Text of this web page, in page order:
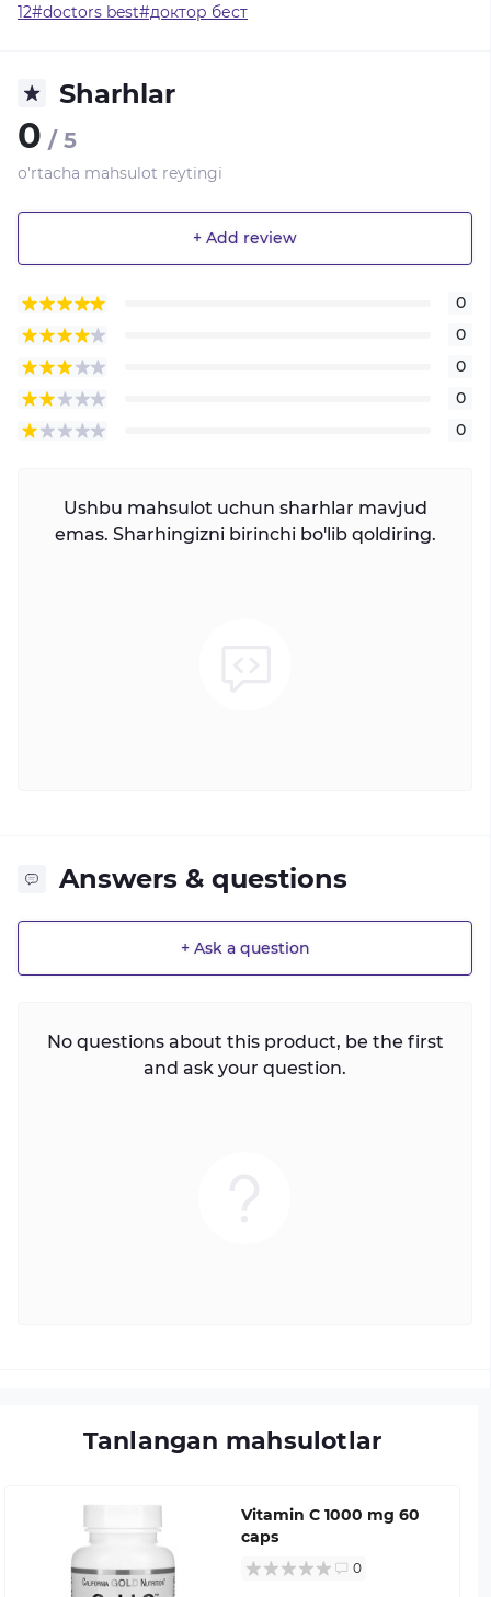
12#doctors best#доктор бест
Sharhlar
0 / 5
o'rtacha mahsulot reytingi
+ Add review
0
0
0
0
0
Ushbu mahsulot uchun sharhlar mavjud
emas. Sharhingizni birinchi bo'lib qoldiring.
Answers & questions
+ Ask a question
No questions about this product, be the first
and ask your question.
Tanlangan mahsulotlar
Vitamin C 1000 mg 60
caps
0